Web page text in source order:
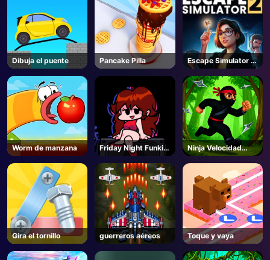
Roblox
Dibuja el puente Pancake Pilla
Escape Simulator 2
- Steam
Worm de manzana
Friday Night Funkin
- Unblocked
Juegos Online
Ninja Velocidad
Runner
Gira el tornillo guerreros aéreos Toque y vaya